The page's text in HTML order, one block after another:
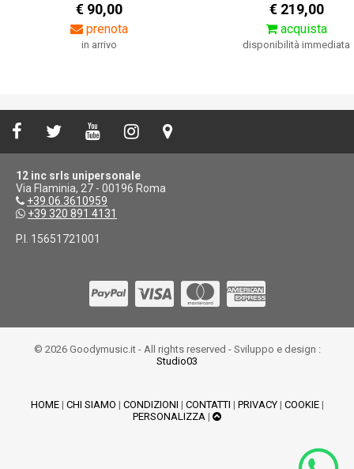
€ 90,00
prenota
in arrivo
€ 219,00
acquista
disponibilità immediata
12 inc srls unipersonale
Via Flaminia, 27 - 00196 Roma
+39.06.3610959
+39 320 891 4131
P.I. 15651721001
© 2026 Goodymusic.it - All rights reserved - Sviluppo e design :
Studio03
HOME| CHI SIAMO | CONDIZIONI | CONTATTI | PRIVACY| COOKIE|
PERSONALIZZA |